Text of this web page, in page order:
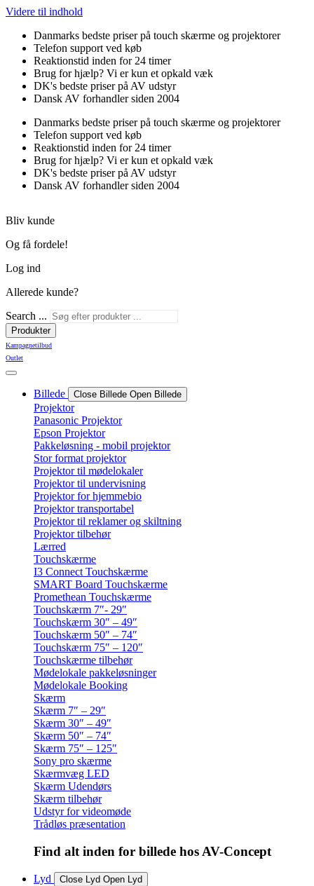
Videre til indhold
Danmarks bedste priser på touch skærme og projektorer
Telefon support ved køb
Reaktionstid inden for 24 timer
Brug for hjælp? Vi er kun et opkald væk
DK's bedste priser på AV udstyr
Dansk AV forhandler siden 2004
Danmarks bedste priser på touch skærme og projektorer
Telefon support ved køb
Reaktionstid inden for 24 timer
Brug for hjælp? Vi er kun et opkald væk
DK's bedste priser på AV udstyr
Dansk AV forhandler siden 2004
Bliv kunde
Og få fordele!
Log ind
Allerede kunde?
Search ...
Produkter
Kampagnetilbud
Outlet
Billede Close Billede Open Billede
Projektor
Panasonic Projektor
Epson Projektor
Pakkeløsning - mobil projektor
Stor format projektor
Projektor til mødelokaler
Projektor til undervisning
Projektor for hjemmebio
Projektor transportabel
Projektor til reklamer og skiltning
Projektor tilbehør
Lærred
Touchskærme
I3 Connect Touchskærme
SMART Board Touchskærme
Promethean Touchskærme
Touchskærm 7″- 29″
Touchskærm 30″ – 49″
Touchskærm 50″ – 74″
Touchskærm 75″ – 120″
Touchskærme tilbehør
Mødelokale pakkeløsninger
Mødelokale Booking
Skærm
Skærm 7″ – 29″
Skærm 30″ – 49″
Skærm 50″ – 74″
Skærm 75″ – 125″
Sony pro skærme
Skærmvæg LED
Skærm Udendørs
Skærm tilbehør
Udstyr for videomøde
Trådløs præsentation
Find alt inden for billede hos AV-Concept
Lyd Close Lyd Open Lyd